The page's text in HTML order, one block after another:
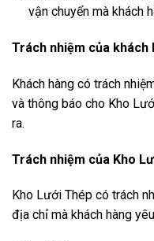
vận chuyển mà khách
Trách nhiệm của khách
Khách hàng có trách
và thông báo cho Kho
ra.
Trách nhiệm của Kho
Kho Lưới Thép có trách
địa chỉ mà khách hàng